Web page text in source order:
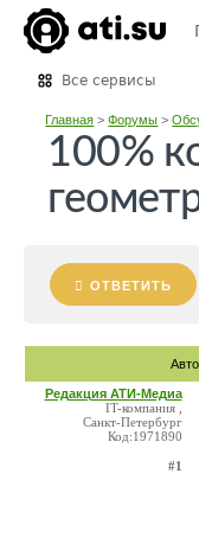
Все сервисы
Главная >Форумы >
100%
ОТВЕТИТЬ
Редакция АТИ-Медиа
IT-компания ,
Санкт-Петербург
Код:1971890
#1